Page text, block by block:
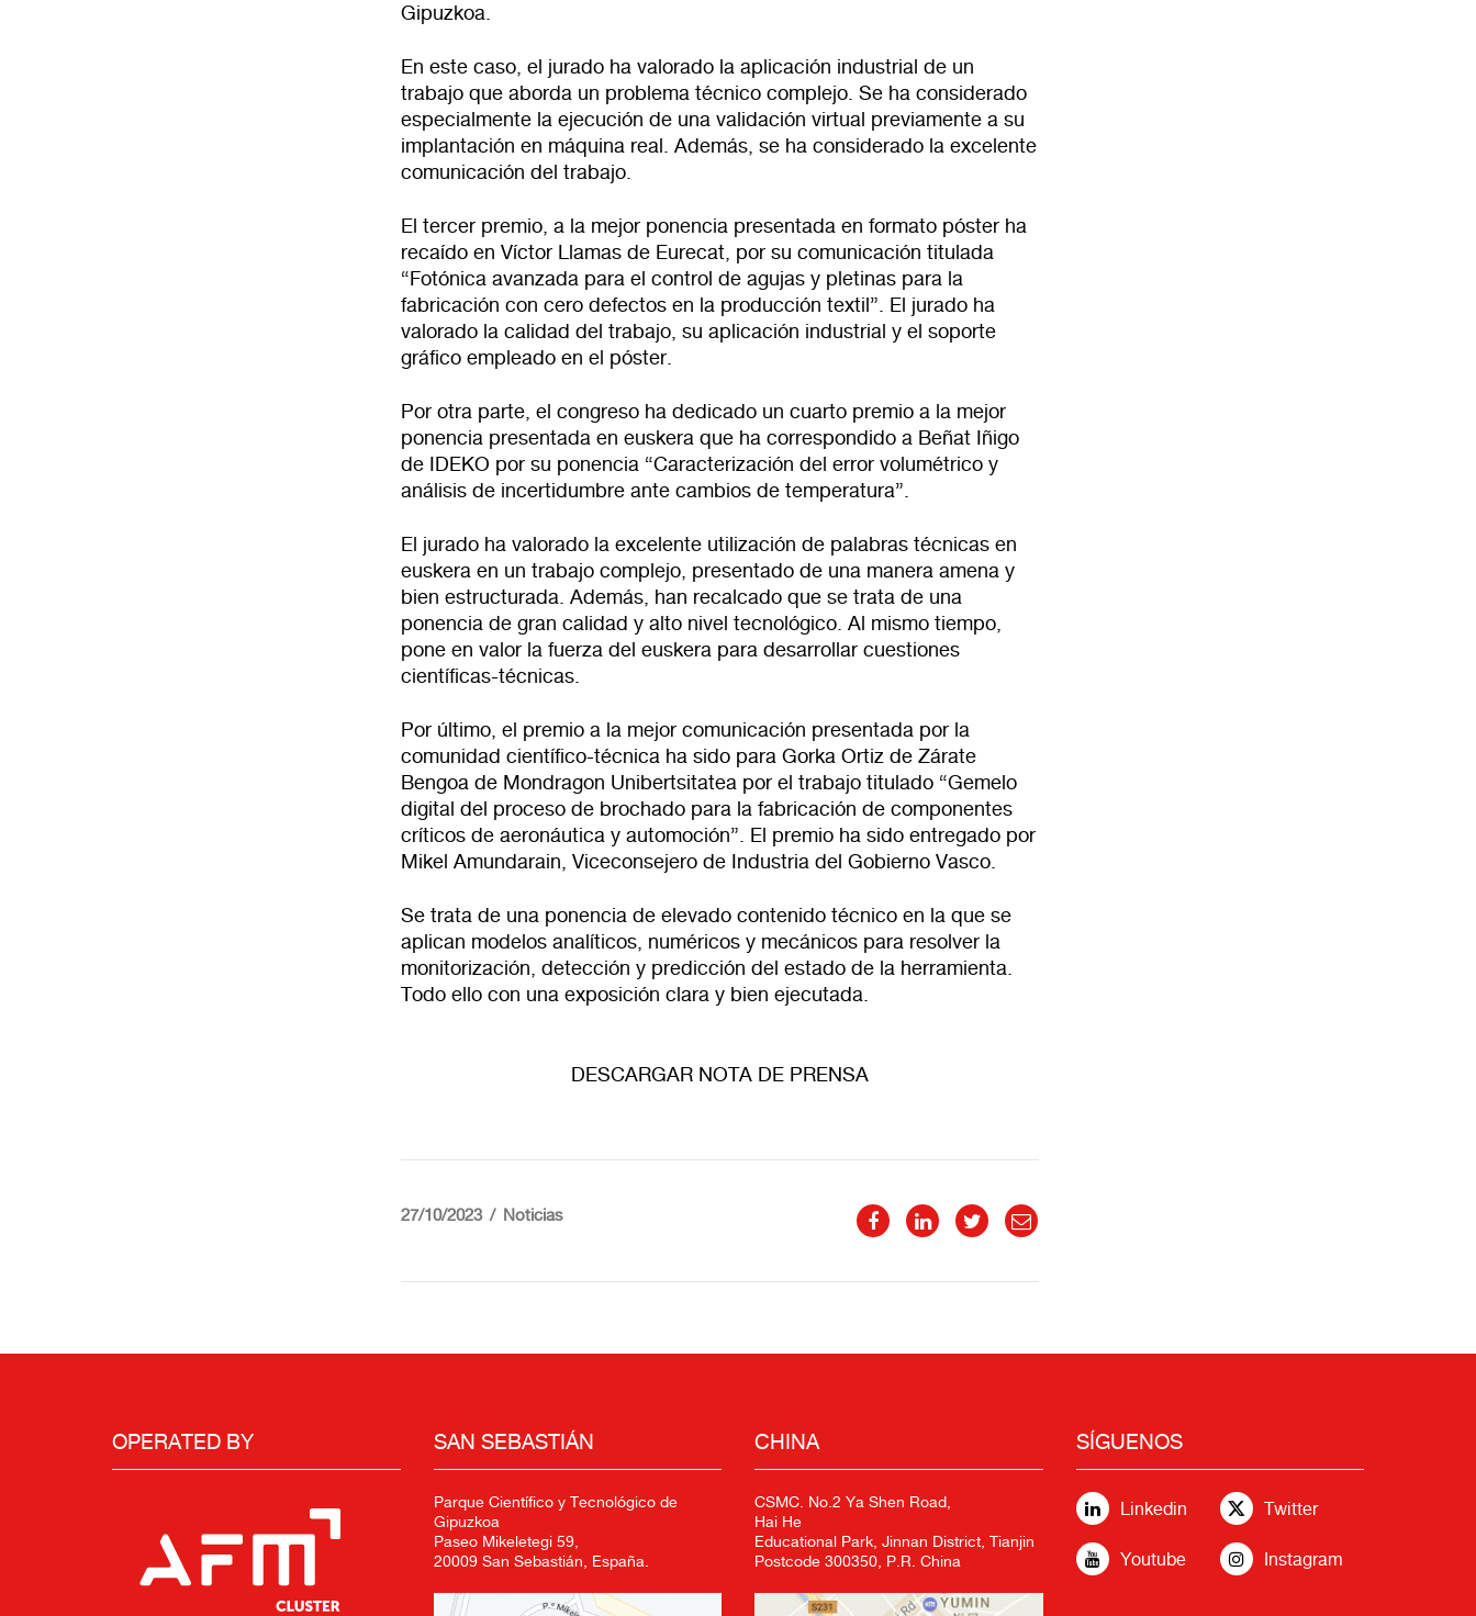
Gipuzkoa.
En este caso, el jurado ha valorado la aplicación industrial de un
trabajo que aborda un problema técnico complejo. Se ha considerado
especialmente la ejecución de una validación virtual previamente a su
implantación en máquina real. Además, se ha considerado la excelente
comunicación del trabajo.
El tercer premio, a la mejor ponencia presentada en formato póster ha
recaído en Víctor Llamas de Eurecat, por su comunicación titulada
“Fotónica avanzada para el control de agujas y pletinas para la
fabricación con cero defectos en la producción textil”. El jurado ha
valorado la calidad del trabajo, su aplicación industrial y el soporte
gráfico empleado en el póster.
Por otra parte, el congreso ha dedicado un cuarto premio a la mejor
ponencia presentada en euskera que ha correspondido a Beñat Iñigo
de IDEKO por su ponencia “Caracterización del error volumétrico y
análisis de incertidumbre ante cambios de temperatura”.
El jurado ha valorado la excelente utilización de palabras técnicas en
euskera en un trabajo complejo, presentado de una manera amena y
bien estructurada. Además, han recalcado que se trata de una
ponencia de gran calidad y alto nivel tecnológico. Al mismo tiempo,
pone en valor la fuerza del euskera para desarrollar cuestiones
científicas-técnicas.
Por último, el premio a la mejor comunicación presentada por la
comunidad científico-técnica ha sido para Gorka Ortiz de Zárate
Bengoa de Mondragon Unibertsitatea por el trabajo titulado “Gemelo
digital del proceso de brochado para la fabricación de componentes
críticos de aeronáutica y automoción”. El premio ha sido entregado por
Mikel Amundarain, Viceconsejero de Industria del Gobierno Vasco.
Se trata de una ponencia de elevado contenido técnico en la que se
aplican modelos analíticos, numéricos y mecánicos para resolver la
monitorización, detección y predicción del estado de la herramienta.
Todo ello con una exposición clara y bien ejecutada.
DESCARGAR NOTA DE PRENSA
27/10/2023 Noticias
OPERATED BY SAN SEBASTIÁN
Parque Científico y Tecnológico de
Gipuzkoa
Paseo Mikeletegi 59,
20009 San Sebastián, España.
CHINA
CSMC. No.2 Ya Shen Road,
Hai He
Educational Park, Jinnan District, Tianjin
Postcode 300350, P.R. China
SÍGUENOS
Linkedin Twitter
Youtube Instagram